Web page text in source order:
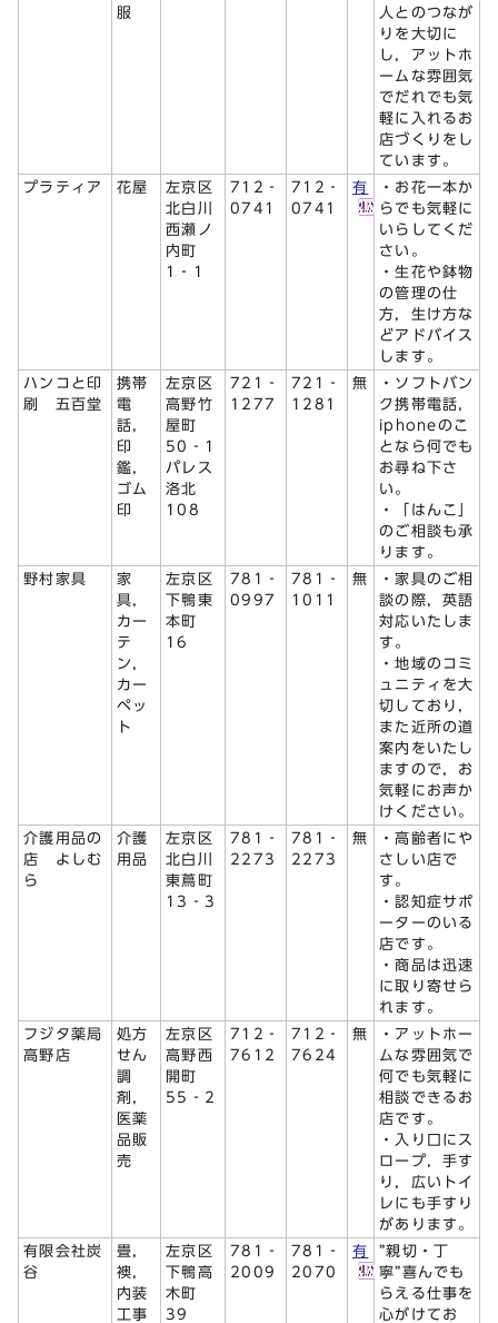
服
人とのつなが
りを大切に
し，アットホ
ームな雰囲気
でだれでも気
軽に入れるお
店づくりをし
ています。
プラティア
花屋
左京区
北白川
西瀬ノ
内町
1‐1
712‐
0741
712‐
0741
有
・お花一本か
らでも気軽に
いらしてくだ
さい。
・生花や鉢物
の管理の仕
方，生け方な
どアドバイス
します。
ハンコと印
刷 五百堂
携帯
電
話，
印
鑑，
ゴム
印
左京区
高野竹
屋町
50‐1
パレス
洛北
108
721‐
1277
721‐
1281
無
・ソフトバン
ク携帯電話，
iphoneのこ
となら何でも
お尋ね下さ
い。
・「はんこ」
のご相談も承
ります。
野村家具
家
具，
カー
テ
ン，
カー
ペッ
ト
左京区
下鴨東
本町
16
781‐
0997
781‐
1011
無
・家具のご相
談の際，英語
対応いたしま
す。
・地域のコミ
ュニティを大
切しており，
また近所の道
案内をいたし
ますので，お
気軽にお声か
けください。
介護用品の
店 よしむ
ら
介護
用品
左京区
北白川
東蔦町
13‐3
781‐
2273
781‐
2273
無
・高齢者にや
さしい店で
す。
・認知症サポ
ーターのいる
店です。
・商品は迅速
に取り寄せら
れます。
フジタ薬局
高野店
処方
せん
調
剤，
医薬
品販
売
左京区
高野西
開町
55‐2
712‐
7612
712‐
7624
無
・アットホー
ムな雰囲気で
何でも気軽に
相談できるお
店です。
・入り口にス
ロープ，手す
り，広いトイ
レにも手すり
があります。
有限会社炭
谷
畳，
襖，
内装
工事
左京区
下鴨高
木町
39
781‐
2009
781‐
2070
有
”親切・丁
寧”喜んでも
らえる仕事を
心がけてお